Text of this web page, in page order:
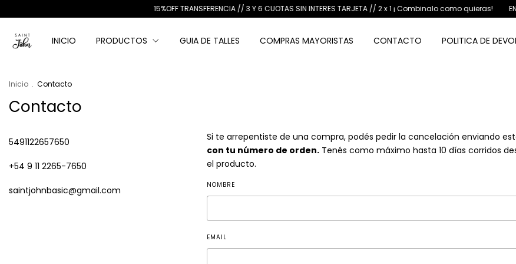
15%OFF TRANSFERENCIA // 3 Y 6 CUOTAS SIN INTERES TARJETA // 2 x 1 ¡ Combinalo como quieras!
INICIO PRODUCTOS GUIA DE TALLES COMPRAS MAYORISTAS CONTACTO POLITICA DE
Inicio . Contacto
Contacto
5491122657650
+54 9 11 2265-7650
saintjohnbasic@gmail.com
Si te arrepentiste de una compra, podés pedir la cancelación enviando
con tu número de orden. Tenés como máximo hasta 10 días corridos
el producto.
NOMBRE
EMAIL